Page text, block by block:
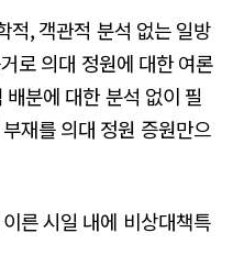
적, 객관적 분석 없는 일방
로 의대 정원에 대한 여론
분에 대한 분석 없이 필
재를 의대 정원 증원만으
른 시일 내에 비상대책특